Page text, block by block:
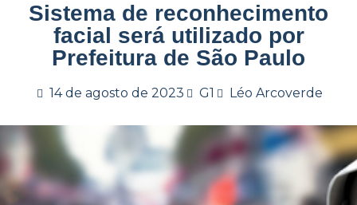
Sistema de reconhecimento
facial será utilizado por
Prefeitura de São Paulo
14 de agosto de 2023 G1 Léo Arcoverde